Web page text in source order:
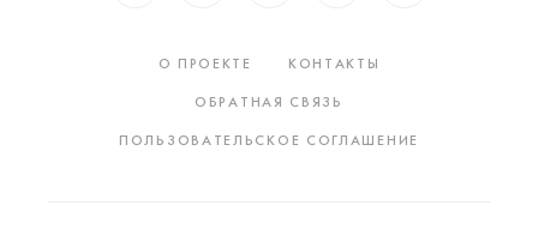
О ПРОЕКТЕ
КОНТАКТЫ
ОБРАТНАЯ СВЯЗЬ
ПОЛЬЗОВАТЕЛЬСКОЕ СОГЛАШЕНИЕ